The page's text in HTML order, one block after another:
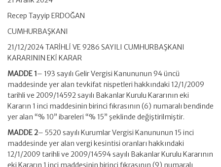
Recep Tayyip ERDOĞAN
CUMHURBAŞKANI
21/12/2024 TARİHLİ VE 9286 SAYILI CUMHURBAŞKANI
KARARININ EKİ KARAR
MADDE 1– 193 sayılı Gelir Vergisi Kanununun 94 üncü
maddesinde yer alan tevkifat nispetleri hakkındaki 12/1/2009
tarihli ve 2009/14592 sayılı Bakanlar Kurulu Kararının eki
Kararın 1 inci maddesinin birinci fıkrasının (6) numaralı bendinde
yer alan “% 10” ibareleri “% 15” şeklinde değiştirilmiştir.
MADDE 2– 5520 sayılı Kurumlar Vergisi Kanununun 15 inci
maddesinde yer alan vergi kesintisi oranları hakkındaki
12/1/2009 tarihli ve 2009/14594 sayılı Bakanlar Kurulu Kararının
eki Kararın 1 inci maddesinin birinci fıkrasının (9) numaralı